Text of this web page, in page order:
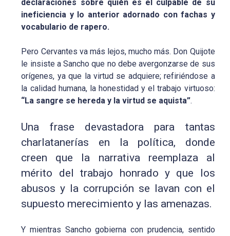
declaraciones sobre quién es el culpable de su
ineficiencia y lo anterior adornado con fachas y
vocabulario de rapero.
Pero Cervantes va más lejos, mucho más. Don Quijote
le insiste a Sancho que no debe avergonzarse de sus
orígenes, ya que la virtud se adquiere; refiriéndose a
la calidad humana, la honestidad y el trabajo virtuoso:
“La sangre se hereda y la virtud se aquista”.
Una frase devastadora para tantas
charlatanerías en la política, donde
creen que la narrativa reemplaza al
mérito del trabajo honrado y que los
abusos y la corrupción se lavan con el
supuesto merecimiento y las amenazas.
Y mientras Sancho gobierna con prudencia, sentido